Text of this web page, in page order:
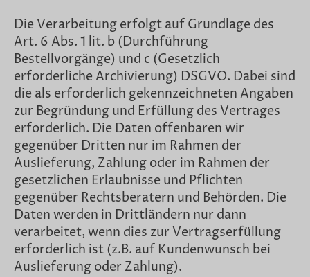
Die Verarbeitung erfolgt auf Grundlage des
Art. 6 Abs. 1 lit. b (Durchführung
Bestellvorgänge) und c (Gesetzlich
erforderliche Archivierung) DSGVO. Dabei sind
die als erforderlich gekennzeichneten Angaben
zur Begründung und Erfüllung des Vertrages
erforderlich. Die Daten offenbaren wir
gegenüber Dritten nur im Rahmen der
Auslieferung, Zahlung oder im Rahmen der
gesetzlichen Erlaubnisse und Pflichten
gegenüber Rechtsberatern und Behörden. Die
Daten werden in Drittländern nur dann
verarbeitet, wenn dies zur Vertragserfüllung
erforderlich ist (z.B. auf Kundenwunsch bei
Auslieferung oder Zahlung).